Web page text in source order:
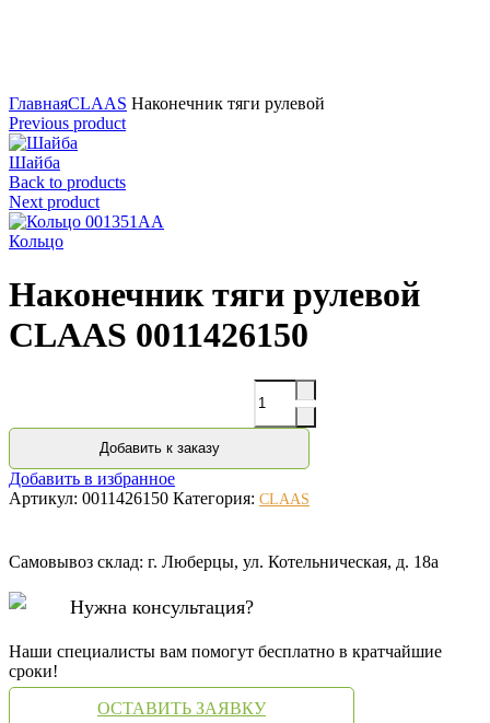
ГлавнаяCLAAS Наконечник тяги рулевой
Previous product
Шайба
Back to products
Next product
Кольцо
Наконечник тяги рулевой
CLAAS 0011426150
Количество
Добавить к заказу
Добавить в избранное
Артикул: 0011426150 Категория: CLAAS
Самовывоз склад: г. Люберцы, ул. Котельническая, д. 18а
Нужна консультация?
Наши специалисты вам помогут бесплатно в кратчайшие
сроки!
ОСТАВИТЬ ЗАЯВКУ